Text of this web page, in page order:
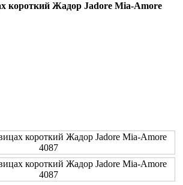
короткий Жадор Jadore Mia-Amore